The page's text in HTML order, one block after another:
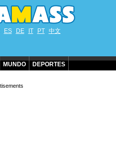
ES DE IT PT 中文
MUNDO DEPORTES